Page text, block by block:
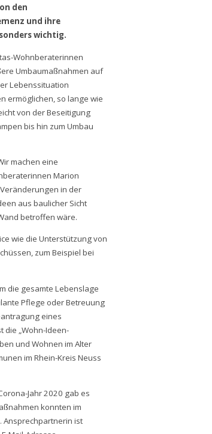
den
und ihre
wichtig.
Wohnberaterinnen
Umbaumaßnahmen auf
Lebenssituation
ermöglichen, so lange wie
von der Beseitigung
bis hin zum Umbau
machen eine
Marion
in der
aus baulicher Sicht
betroffen wäre.
wie die Unterstützung von
zum Beispiel bei
die gesamte Lebenslage
Pflege oder Betreuung
eines
„Wohn-Ideen-
und Wohnen im Alter
im Rhein-Kreis Neuss
Jahr 2020 gab es
konnten im
Ansprechpartnerin ist